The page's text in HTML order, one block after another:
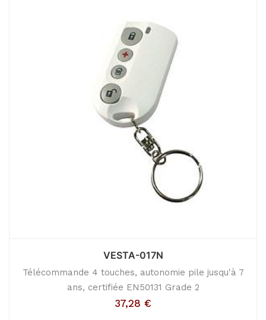
VESTA-017N
Télécommande 4 touches, autonomie pile jusqu'à 7
ans, certifiée EN50131 Grade 2
37,28 €